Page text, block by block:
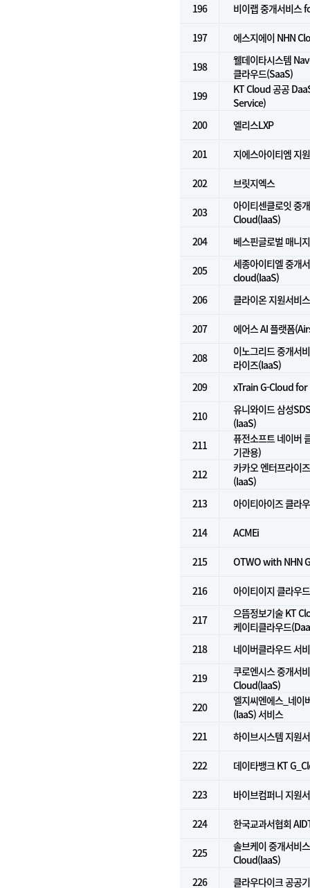
196 비이랩 중개서비스
197 에스지에이 NHN
198
웰데이타시스템
클라우드(SaaS)
199
KT Cloud 공공
Service)
200
엘리스LXP
201 지에스아이티엠 지
202 브릿지엑스
203
아이티센클로잇 중
Cloud(IaaS)
204
베스핀글로벌 매니
205
세종아이티엘 중개
cloud(IaaS)
206
클라이온 지원서비스
207 에어스 AI 플랫폼
208
이노그리드 중개서
라이즈(IaaS)
209
xTrain G-Cloud
210
유니와이드 삼성
(IaaS)
211
퓨전소프트 네이버
기관용)
212
카카오 엔터프라이
(IaaS)
213
아이티아이즈 클라
214 ACMEi
215 OTWO with NHN
216 아이티이지 클라우
217
으뜸정보기술 KT
케이티클라우드
218
네이버클라우드 서
219
쿠로엔시스 중개서
Cloud(IaaS)
220
엘지씨엔에스_네이
(IaaS) 서비스
221
하이브시스템 지원
222 데이타뱅크 KT
223 바이브컴퍼니 지원
224 한국교과서협회
225
솔브케이 중개서비
Cloud(IaaS)
226
클라우다이크 공공